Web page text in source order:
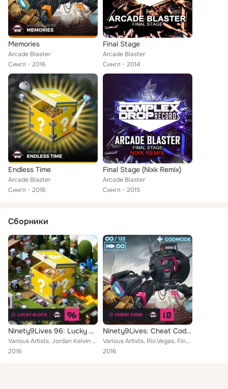
Memories
Arcade Blaster
Сингл
2016
Final Stage
Arcade Blaster
Сингл
2014
Endless Time
Arcade Blaster
Сингл
2016
Final Stage (Nixk Remix)
Arcade Blaster
Сингл
2015
Сборники
Ninety9Lives 96: Lucky Block
Various Artists, Jordan Kelvin James, Finesu, Halcyon, Naikee, Wisp X, Chris Poirier, Scary Noise, Arcade Blaster, Klave, Amasi,...
2016
Ninety9Lives: Cheat Code 1.0
Various Artists, Rio Vegas, Finesu, Naikee, Halcyon, Wisp X, Chris Poirier, Archie, Subtact, Arcade Blaster, Allouche, Niko Kaz,...
2016